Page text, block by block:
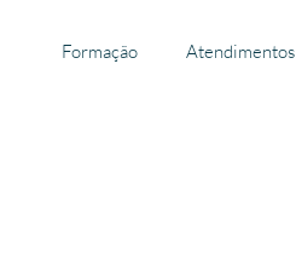
Formação Atendimentos